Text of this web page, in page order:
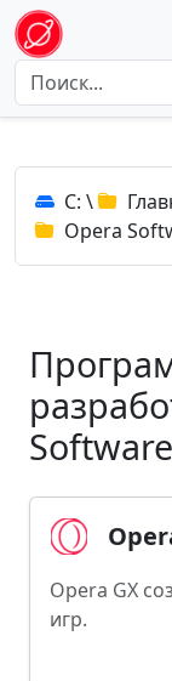
C: \
Opera
Software
Opera GX
игр.